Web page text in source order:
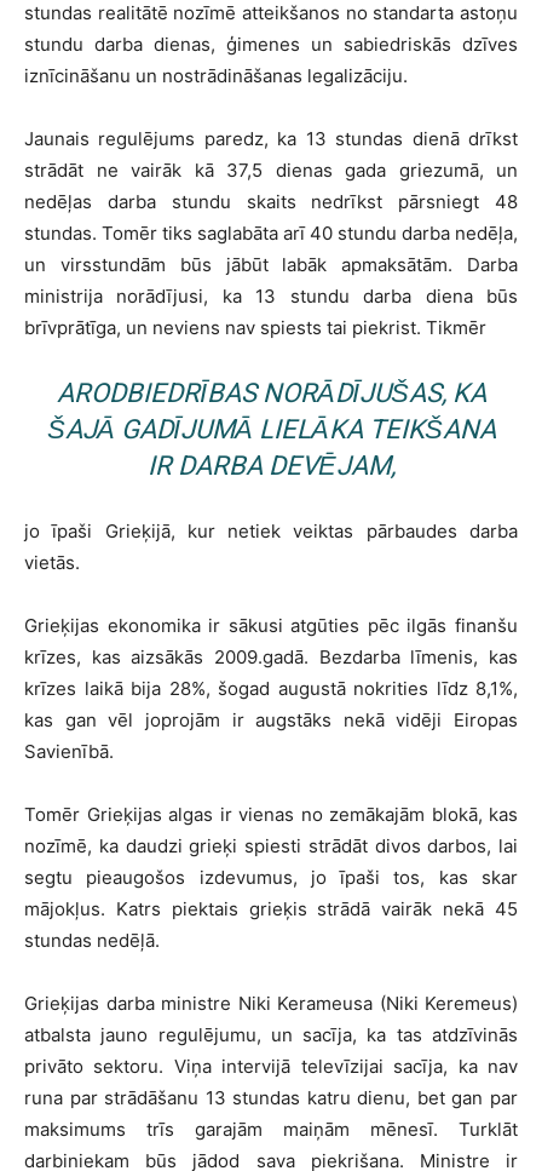
stundas realitātē nozīmē atteikšanos no standarta astoņu
stundu darba dienas, ģimenes un sabiedriskās dzīves
iznīcināšanu un nostrādināšanas legalizāciju.
Jaunais regulējums paredz, ka 13 stundas dienā drīkst
strādāt ne vairāk kā 37,5 dienas gada griezumā, un
nedēļas darba stundu skaits nedrīkst pārsniegt 48
stundas. Tomēr tiks saglabāta arī 40 stundu darba nedēļa,
un virsstundām būs jābūt labāk apmaksātām. Darba
ministrija norādījusi, ka 13 stundu darba diena būs
brīvprātīga, un neviens nav spiests tai piekrist. Tikmēr
ARODBIEDRĪBAS NORĀDĪJUŠAS, KA
ŠAJĀ GADĪJUMĀ LIELĀKA TEIKŠANA
IR DARBA DEVĒJAM,
jo īpaši Grieķijā, kur netiek veiktas pārbaudes darba
vietās.
Grieķijas ekonomika ir sākusi atgūties pēc ilgās finanšu
krīzes, kas aizsākās 2009.gadā. Bezdarba līmenis, kas
krīzes laikā bija 28%, šogad augustā nokrities līdz 8,1%,
kas gan vēl joprojām ir augstāks nekā vidēji Eiropas
Savienībā.
Tomēr Grieķijas algas ir vienas no zemākajām blokā, kas
nozīmē, ka daudzi grieķi spiesti strādāt divos darbos, lai
segtu pieaugošos izdevumus, jo īpaši tos, kas skar
mājokļus. Katrs piektais grieķis strādā vairāk nekā 45
stundas nedēļā.
Grieķijas darba ministre Niki Kerameusa (Niki Keremeus)
atbalsta jauno regulējumu, un sacīja, ka tas atdzīvinās
privāto sektoru. Viņa intervijā televīzijai sacīja, ka nav
runa par strādāšanu 13 stundas katru dienu, bet gan par
maksimums trīs garajām maiņām mēnesī. Turklāt
darbiniekam būs jādod sava piekrišana. Ministre ir